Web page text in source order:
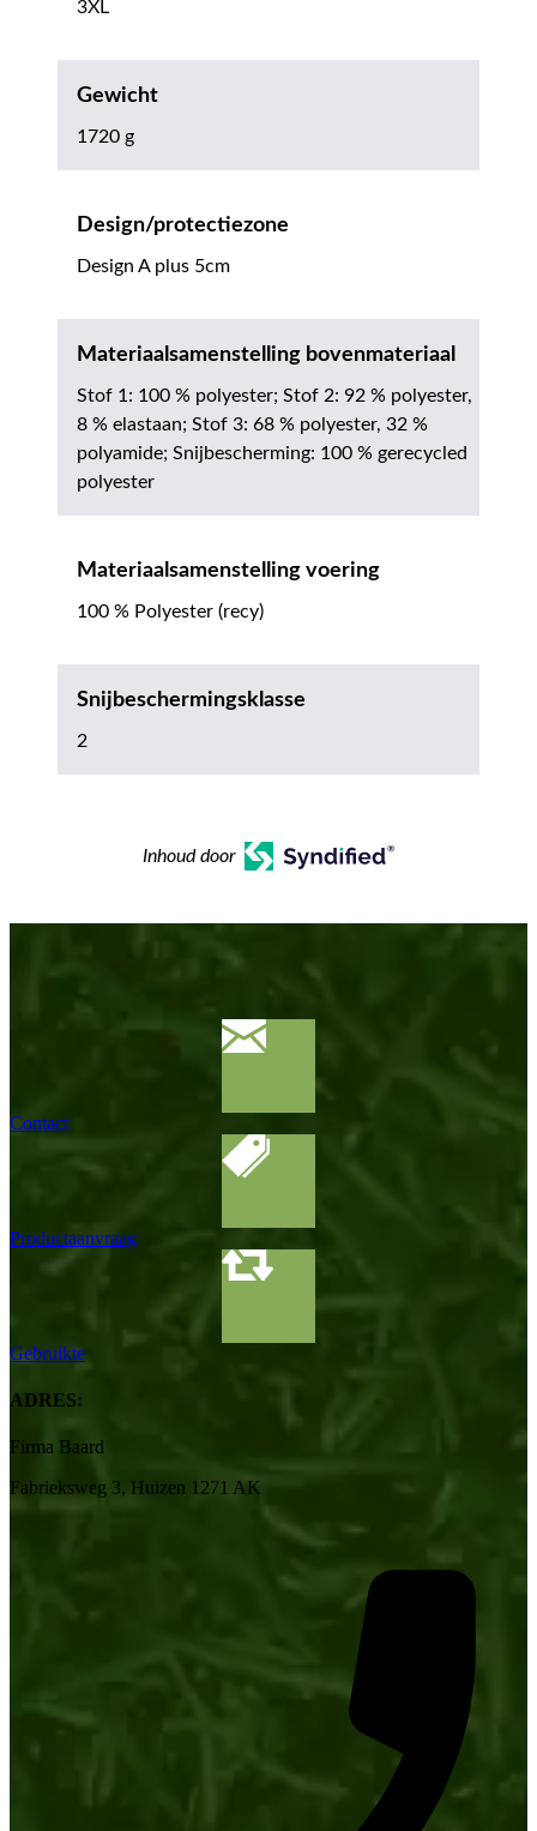
3XL
Gewicht
1720 g
Design/protectiezone
Design A plus 5cm
Materiaalsamenstelling bovenmateriaal
Stof 1: 100 % polyester; Stof 2: 92 % polyester,
8 % elastaan; Stof 3: 68 % polyester, 32 %
polyamide; Snijbescherming: 100 % gerecycled
polyester
Materiaalsamenstelling voering
100 % Polyester (recy)
Snijbeschermingsklasse
2
Inhoud door
Contact
Productaanvraag
Gebruikte
ADRES:
Firma Baard
Fabrieksweg 3, Huizen 1271 AK